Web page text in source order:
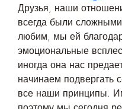
Друзья, наши
всегда были
любим, мы ей
эмоциональные
иногда она нас
начинаем подвергать
все наши принципы.